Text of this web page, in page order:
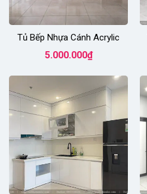
Tủ Bếp Nhựa Cánh Acrylic
5.000.000₫